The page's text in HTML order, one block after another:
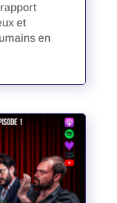
et
en